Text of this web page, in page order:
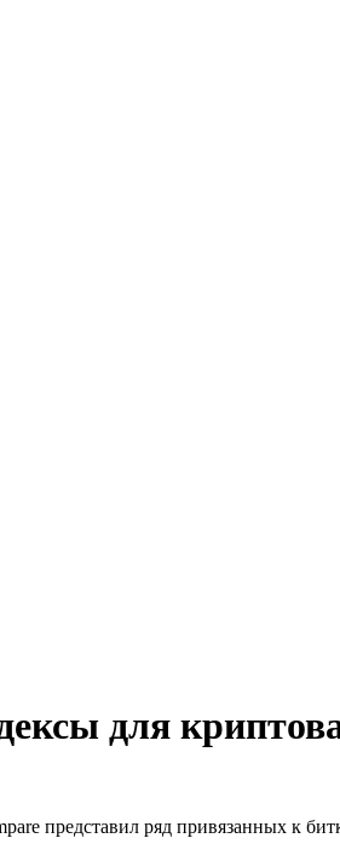
для
представил ряд привязанных к